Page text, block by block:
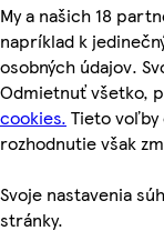
My a našich 18
napríklad k
osobných údajov.
Odmietnuť všetko,
cookies. Tieto voľby
rozhodnutie však
Svoje nastavenia
stránky.